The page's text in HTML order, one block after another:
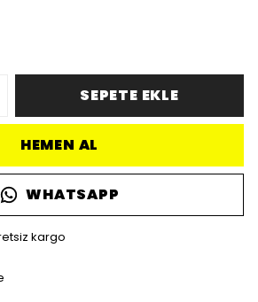
SEPETE EKLE
HEMEN AL
WHATSAPP
kargo